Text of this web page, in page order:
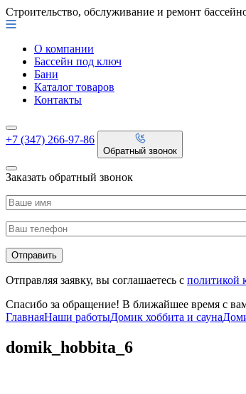
Строительство, обслуживание и ремонт
О компании
Бассейн под ключ
Бани
Каталог товаров
Контакты
+7 (347) 266-97-86
Обратный звонок
Заказать обратный звонок
Отправляя заявку, вы соглашаетесь с политикой
Спасибо за обращение! В ближайшее время с
ГлавнаяНаши работыДомик хоббита и сауна
domik_hobbita_6